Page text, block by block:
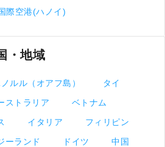
際空港(ハノイ)
・地域
ルル（オアフ島）
タイ
ストラリア
ベトナム
イタリア
フィリピン
ーランド ドイツ
中国